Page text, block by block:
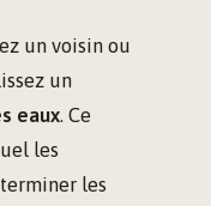
un voisin ou
un
eaux. Ce
les
les